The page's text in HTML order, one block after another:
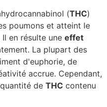
(THC)
poumons et atteint le
en résulte une effet
La plupart des
d'euphorie, de
accrue. Cependant,
de THC contenu